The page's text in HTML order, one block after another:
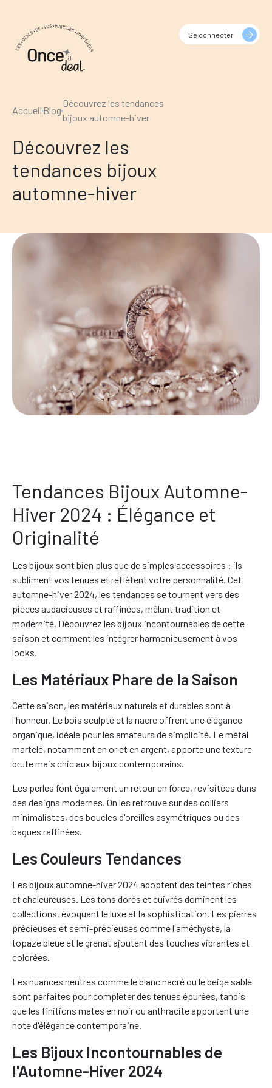
AccueilBlog
Découvrez les tendances
bijoux automne-hiver
Découvrez les
tendances bijoux
automne-hiver
Se connecter
Tendances Bijoux Automne-
Hiver 2024 : Élégance et
Originalité
Les bijoux sont bien plus que de simples accessoires : ils
subliment vos tenues et reflètent votre personnalité. Cet
automne-hiver 2024, les tendances se tournent vers des
pièces audacieuses et raffinées, mêlant tradition et
modernité. Découvrez les bijoux incontournables de cette
saison et comment les intégrer harmonieusement à vos
looks.
Les Matériaux Phare de la Saison
Cette saison, les matériaux naturels et durables sont à
l'honneur. Le bois sculpté et la nacre offrent une élégance
organique, idéale pour les amateurs de simplicité. Le métal
martelé, notamment en or et en argent, apporte une texture
brute mais chic aux bijoux contemporains.
Les perles font également un retour en force, revisitées dans
des designs modernes. On les retrouve sur des colliers
minimalistes, des boucles d'oreilles asymétriques ou des
bagues raffinées.
Les Couleurs Tendances
Les bijoux automne-hiver 2024 adoptent des teintes riches
et chaleureuses. Les tons dorés et cuivrés dominent les
collections, évoquant le luxe et la sophistication. Les pierres
précieuses et semi-précieuses comme l'améthyste, la
topaze bleue et le grenat ajoutent des touches vibrantes et
colorées.
Les nuances neutres comme le blanc nacré ou le beige sablé
sont parfaites pour compléter des tenues épurées, tandis
que les finitions mates en noir ou anthracite apportent une
note d'élégance contemporaine.
Les Bijoux Incontournables de
l'Automne-Hiver 2024